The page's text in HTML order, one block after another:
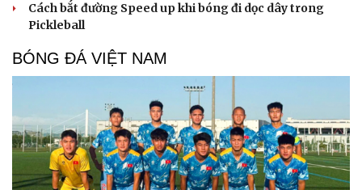
Cải chính
Cách bắt đường Speed up khi bóng đi dọc dây trong
Pickleball
BÓNG ĐÁ VIỆT NAM